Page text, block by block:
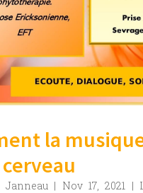
la
Janneau| Nov 17, 2021 |